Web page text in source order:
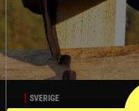
SVERIGE